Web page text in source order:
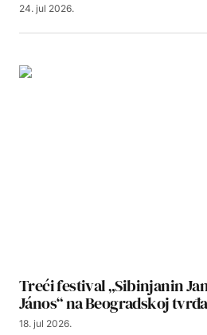
24. jul 2026.
Treći festival „Sibinjanin
János“ na Beogradskoj
18. jul 2026.